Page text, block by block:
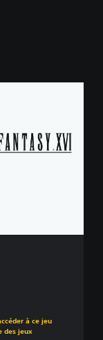
de 66,99 $
à ce jeu
des jeux